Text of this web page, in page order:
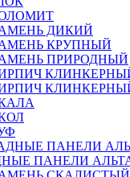
ДИКИЙ
КРУПНЫЙ
ПРИРОДНЫЙ
ПАНЕЛИ